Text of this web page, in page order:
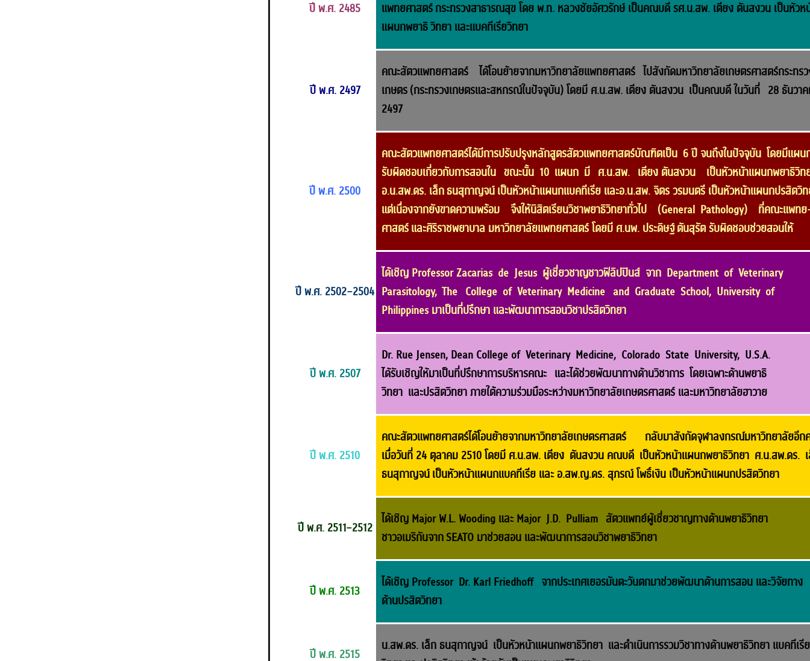
ปี พ.ศ. 2485
แพทยศาสตร์ กระทรวงสาธารณสุข โดย พ.ท. หลวงชัยอัศวรักษ์ เป็นคณบดี รศ.น.สพ. เตียง ตันสงวน เป็นหัวห
แผนกพยาธิวิทยา และแบคทีเรียวิทยา
ปี พ.ศ. 2497
คณะสัตวแพทยศาสตร์ ได้โอนย้ายจากมหาวิทยาลัยแพทยศาสตร์ ไปสังกัดมหาวิทยาลัยเกษตรศาสตร์กระทร
เกษตร (กระทรวงเกษตรและสหกรณ์ในปัจจุบัน) โดยมี ศ.น.สพ. เตียง ตันสงวน เป็นคณบดี ในวันที่ 28 ธันวา
2497
ปี พ.ศ. 2500
คณะสัตวแพทยศาสตร์ได้มีการปรับปรุงหลักสูตรสัตวแพทยศาสตร์บัณฑิตเป็น 6 ปี จนถึงในปัจจุบัน โดยมีแผน
รับผิดชอบเกี่ยวกับการสอนใน ขณะนั้น 10 แผนก มี ศ.น.สพ. เตียง ตันสงวน เป็นหัวหน้าแผนกพยาธิวิท
อ.น.สพ.ดร. เล็กธนสุกาญจน์ เป็นหัวหน้าแผนกแบคทีเรีย และอ.น.สพ. จิตร วรมนตรี เป็นหัวหน้าแผนกปรสิตวิ
แต่เนื่องจากยังขาดความพร้อม จึงให้นิสิตเรียนวิชาพยาธิวิทยาทั่วไป (General Pathology) ที่คณะแพท
ศาสตร์ และศิริราชพยาบาล มหาวิทยาลัยแพทยศาสตร์ โดยมี ศ.นพ. ประดิษฐ์ ตันสุรัต รับผิดชอบช่วยสอนให้
ปี พ.ศ. 2502–2504
ได้เชิญ Professor Zacarias de Jesus ผู้เชี่ยวชาญชาวฟิลิปปินส์ จาก Department of Veterinary
Parasitology,The College of Veterinary Medicine and Graduate School, University of
Philippines มาเป็นที่ปรึกษา และพัฒนาการสอนวิชาปรสิตวิทยา
ปี พ.ศ. 2507
Dr. Rue Jensen, Dean College of Veterinary Medicine, Colorado State University, U.S.A.
ได้รับเชิญให้มาเป็นที่ปรึกษาการบริหารคณะ และได้ช่วยพัฒนาทางด้านวิชาการ โดยเฉพาะด้านพยาธิ
วิทยา และปรสิตวิทยา ภายใต้ความร่วมมือระหว่างมหาวิทยาลัยเกษตรศาสตร์ และมหาวิทยาลัยฮาวาย
ปี พ.ศ. 2510
คณะสัตวแพทยศาสตร์ได้โอนย้ายจากมหาวิทยาลัยเกษตรศาสตร์ กลับมาสังกัดจุฬาลงกรณ์มหาวิทยาลัยอีก
เมื่อวันที่ 24 ตุลาคม 2510 โดยมี ศ.น.สพ. เตียง ตันสงวน คณบดี เป็นหัวหน้าแผนกพยาธิวิทยา ศ.น.สพ.ดร.
ธนสุกาญจน์เป็นหัวหน้าแผนกแบคทีเรีย และ อ.สพ.ญ.ดร. สุภรณ์ โพธิ์เงิน เป็นหัวหน้าแผนกปรสิตวิทยา
ปี พ.ศ. 2511–2512
ได้เชิญ Major W.L. Wooding และ Major J.D. Pulliam สัตวแพทย์ผู้เชี่ยวชาญทางด้านพยาธิวิทยา
ชาวอเมริกันจากSEATO มาช่วยสอน และพัฒนาการสอนวิชาพยาธิวิทยา
ปี พ.ศ. 2513
ได้เชิญ Professor Dr. Karl Friedhoff จากประเทศเยอรมันตะวันตกมาช่วยพัฒนาด้านการสอน และวิจัยทาง
ด้านปรสิตวิทยา
ปี พ.ศ. 2515
น.สพ.ดร. เล็ก ธนสุกาญจน์ เป็นหัวหน้าแผนกพยาธิวิทยา และดำเนินการรวมวิชาทางด้านพยาธิวิทยา แบคทีเรีย